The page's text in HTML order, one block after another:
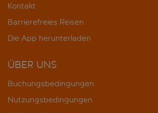
Kontakt
Barrierefreies Reisen
Die App herunterladen
ÜBER UNS
Buchungsbedingungen
Nutzungsbedingungen